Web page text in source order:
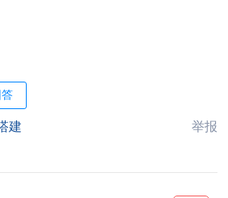
建 举报